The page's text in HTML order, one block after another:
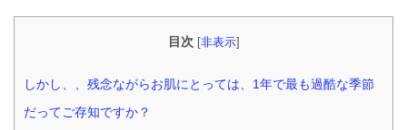
目次 [非表示]
しかし、、残念ながらお肌にとっては、1年で最も過酷な季節
だってご存知ですか？